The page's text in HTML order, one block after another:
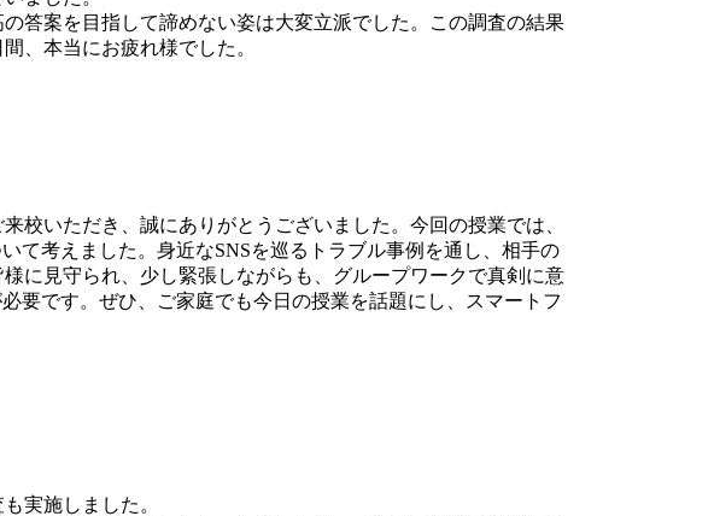
答案を目指して諦めない姿は大変立派でした。この調査の結果
、本当にお疲れ様でした。
いただき、誠にありがとうございました。今回の授業では、
て考えました。身近なSNSを巡るトラブル事例を通し、相手の
に見守られ、少し緊張しながらも、グループワークで真剣に意
要です。ぜひ、ご家庭でも今日の授業を話題にし、スマートフ
実施しました。